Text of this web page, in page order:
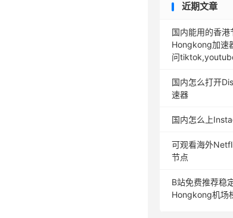
近期文章
国内能用的香
Hongkong加速
问
国内怎么打开
速器
国内怎么上
可观看海外
节点
B站免费推荐稳
Hongkong机场